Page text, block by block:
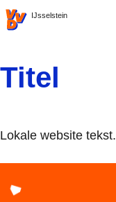
VVD.nlIJsselstein
Titel
Lokale website tekst.